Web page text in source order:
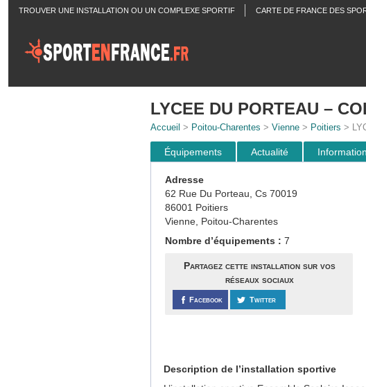
TROUVER UNE INSTALLATION OU UN COMPLEXE SPORTIF CARTE DE FRANCE DES
LYCEE DU PORTEAU –
Accueil > Poitou-Charentes > Vienne> Poitiers >
Équipements Actualité
Adresse
62 Rue Du Porteau, Cs 70019
86001 Poitiers
Vienne, Poitou-Charentes
Nombre d’équipements : 7
Partagez cette installation sur vos
réseaux sociaux
Facebook Twitter
Description de l’installation sportive